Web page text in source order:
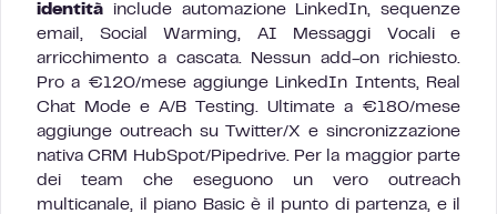
identità include automazione LinkedIn, sequenze
email, Social Warming, AI Messaggi Vocali e
arricchimento a cascata. Nessun add-on richiesto.
Pro a €120/mese aggiunge LinkedIn Intents, Real
Chat Mode e A/B Testing. Ultimate a €180/mese
aggiunge outreach su Twitter/X e sincronizzazione
nativa CRM HubSpot/Pipedrive. Per la maggior parte
dei team che eseguono un vero outreach
multicanale, il piano Basic è il punto di partenza, e il